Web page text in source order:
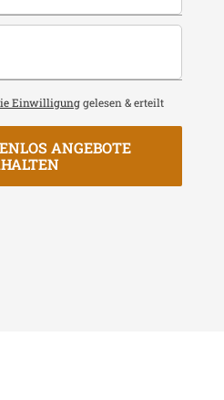
Einwilligung gelesen & erteilt
ANGEBOTE